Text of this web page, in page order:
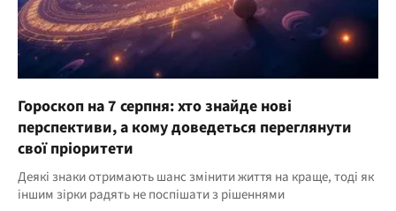
Гороскоп на 7 серпня: хто знайде нові
перспективи, а кому доведеться переглянути
свої пріоритети
Деякі знаки отримають шанс змінити життя на краще, тоді як
іншим зірки радять не поспішати з рішеннями